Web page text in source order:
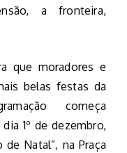
a fronteira,
que moradores e
belas festas da
começa
1º de dezembro,
Natal”, na Praça